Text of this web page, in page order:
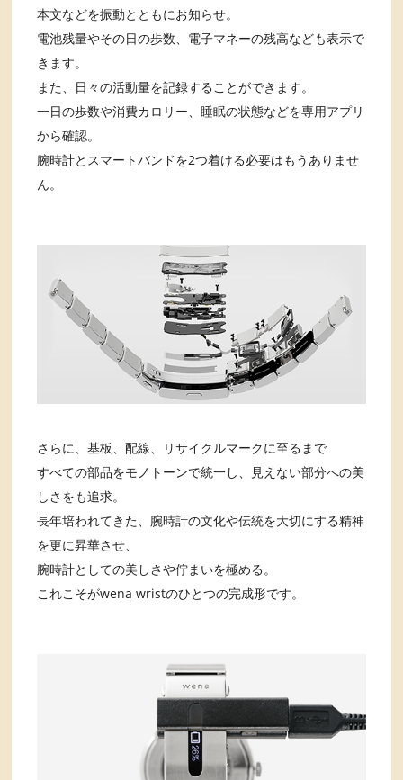
本文などを振動とともにお知らせ。
電池残量やその日の歩数、電子マネーの残高なども表示で
きます。
また、日々の活動量を記録することができます。
一日の歩数や消費カロリー、睡眠の状態などを専用アプリ
から確認。
腕時計とスマートバンドを2つ着ける必要はもうありませ
ん。
さらに、基板、配線、リサイクルマークに至るまで
すべての部品をモノトーンで統一し、見えない部分への美
しさをも追求。
長年培われてきた、腕時計の文化や伝統を大切にする精神
を更に昇華させ、
腕時計としての美しさや佇まいを極める。
これこそがwena wristのひとつの完成形です。